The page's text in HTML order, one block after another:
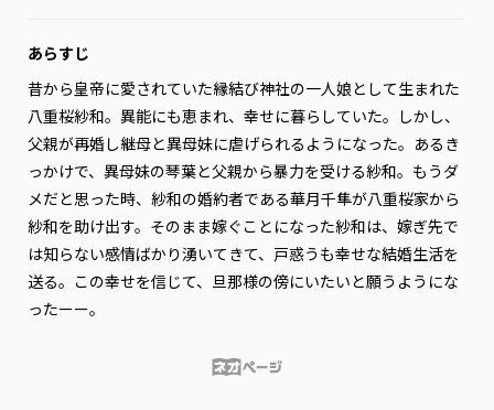
あらすじ
昔から皇帝に愛されていた縁結び神社の一人娘として生まれた
八重桜紗和。異能にも恵まれ、幸せに暮らしていた。しかし、
父親が再婚し継母と異母妹に虐げられるようになった。あるき
っかけで、異母妹の琴葉と父親から暴力を受ける紗和。もうダ
メだと思った時、紗和の婚約者である華月千隼が八重桜家から
紗和を助け出す。そのまま嫁ぐことになった紗和は、嫁ぎ先で
は知らない感情ばかり湧いてきて、戸惑うも幸せな結婚生活を
送る。この幸せを信じて、旦那様の傍にいたいと願うようにな
ったーー。